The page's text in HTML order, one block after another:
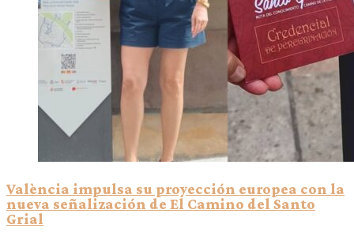
València impulsa su proyección europea con la
nueva señalización de El Camino del Santo
Grial